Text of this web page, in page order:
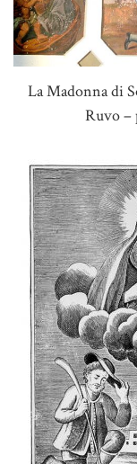
La Madonna di
Ruvo –